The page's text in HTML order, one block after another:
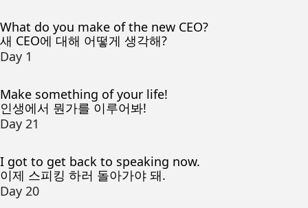
What do you make of the new CEO?
새 CEO에 대해 어떻게 생각해?
Day 1
Make something of your life!
인생에서 뭔가를 이루어봐!
Day 21
I got to get back to speaking now.
이제 스피킹 하러 돌아가야 돼.
Day 20